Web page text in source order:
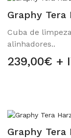
Graphy Tera
Cuba de
alinhadores..
239,00€ +
Graphy Tera